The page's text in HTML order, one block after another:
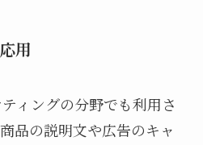
用
ィングの分野でも利用さ
品の説明文や広告のキャ